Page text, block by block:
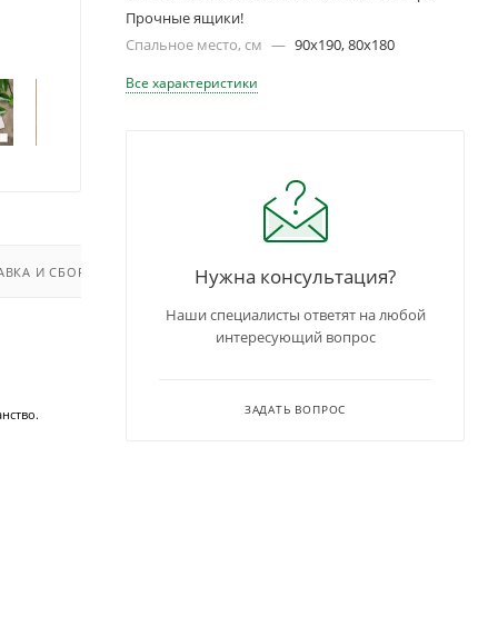
И СБОРКА
Прочные ящики!
Спальное место, см — 90х190, 80х180
Все характеристики
Нужна консультация?
Наши специалисты ответят на любой
интересующий вопрос
ЗАДАТЬ ВОПРОС